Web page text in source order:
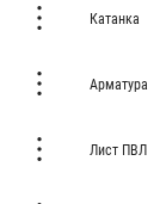
Катанка
Арматура
Лист ПВЛ